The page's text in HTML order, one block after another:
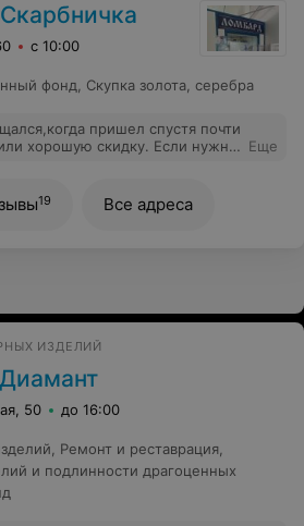
с 10:00
фонд Скупка золота, серебра
пришел спустя почти
хорошую скидку. Если нужны
это место с надёжной
Еще
19 Все адреса
ИЗДЕЛИЙ
50 до 16:00
Ремонт и реставрация
и подлинности драгоценных